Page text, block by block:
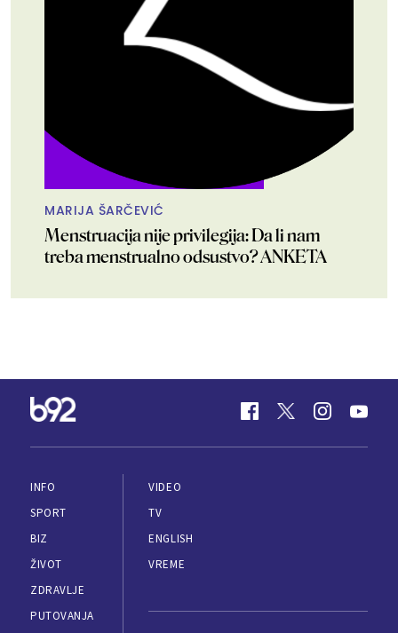
MARIJA ŠARČEVIĆ
Menstruacija nije privilegija: Da li nam
treba menstrualno odsustvo? ANKETA
INFO
SPORT
BIZ
ŽIVOT
ZDRAVLJE
PUTOVANJA
VIDEO
TV
ENGLISH
VREME